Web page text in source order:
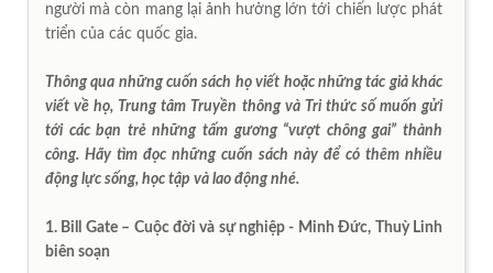
người mà còn mang lại ảnh hưởng lớn tới chiến lược phát
triển của các quốc gia.
Thông qua những cuốn sách họ viết hoặc những tác giả khác
viết về họ, Trung tâm Truyền thông và Tri thức số muốn gửi
tới các bạn trẻ những tấm gương “vượt chông gai” thành
công. Hãy tìm đọc những cuốn sách này để có thêm nhiều
động lực sống, học tập và lao động nhé.
1. Bill Gate – Cuộc đời và sự nghiệp - Minh Đức, Thuỳ Linh
biên soạn